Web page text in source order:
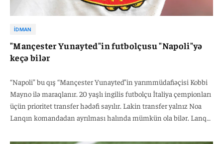
İDMAN
"Mançester Yunayted"in futbolçusu "Napoli"yə
keçə bilər
“Napoli” bu qış “Mançester Yunayted”in yarımmüdafiəçisi Kobbi
Mayno ilə maraqlanır. 20 yaşlı ingilis futbolçu İtaliya çempionları
üçün prioritet transfer hədəfi sayılır. Lakin transfer yalnız Noa
Lanqın komandadan ayrılması halında mümkün ola bilər. Lanq
danışıqların yaxın həftələrdə intensivləşəcəyi gözlənilir.